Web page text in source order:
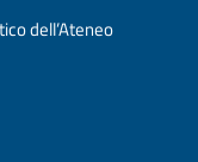
dell’Ateneo